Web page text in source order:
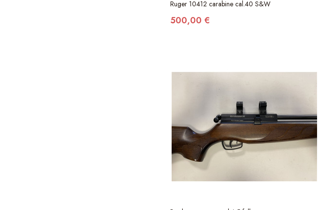
Ruger 10412 carabine cal.40 S&W
500,00 €